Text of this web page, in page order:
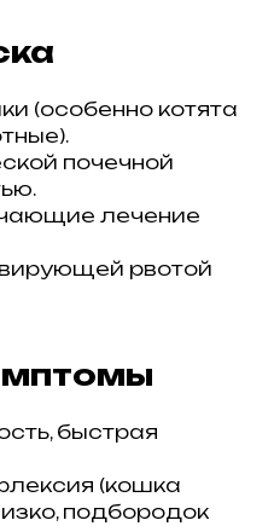
(особенно котята
почечной
лечение
рвотой
быстрая
(кошка
подбородок